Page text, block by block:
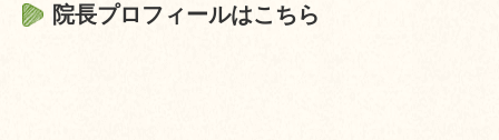
院長プロフィールはこちら